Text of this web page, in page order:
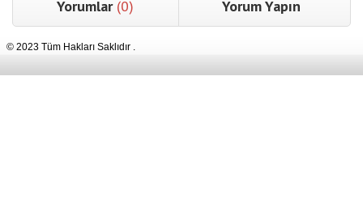
Yorumlar (0) Yorum Yapın
© 2023 Tüm Hakları Saklıdır .